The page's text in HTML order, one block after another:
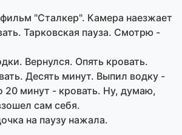
"Сталкер". Камера наезжает
Тарковская пауза. Смотрю -
Вернулся. Опять кровать.
Десять минут. Выпил водку -
20 минут - кровать. Ну, думаю,
сам себя.
на паузу нажала.